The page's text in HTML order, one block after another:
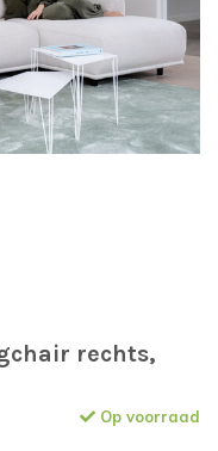
rechts,
Op voorraad